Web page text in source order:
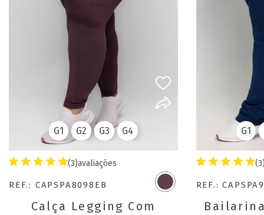
(3)avaliações
REF.: CAPSPA8098EB
Calça Legging Com
G1 G2 G3 G4
REF.:
G1